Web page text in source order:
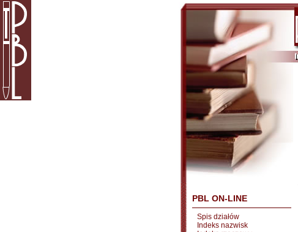
PBL ON-LINE
Spis działów
Indeks nazwisk